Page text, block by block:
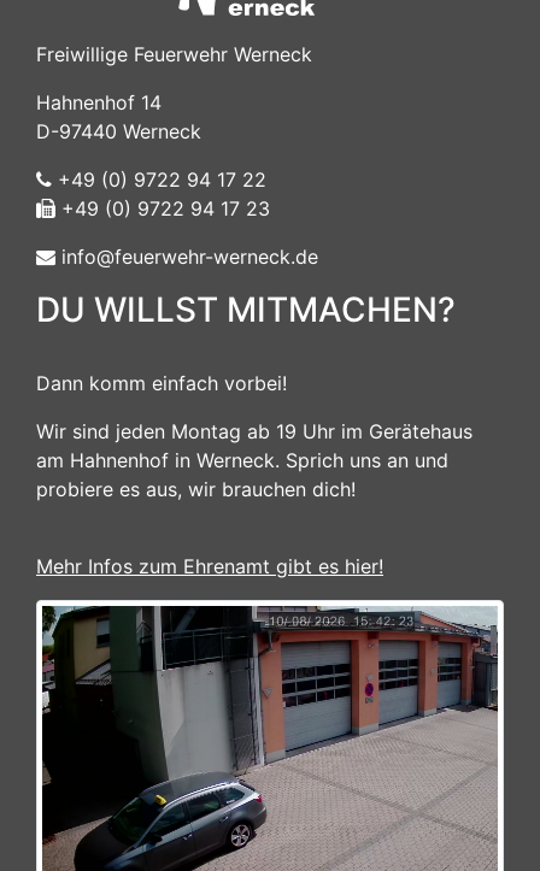
Freiwillige Feuerwehr Werneck
Hahnenhof 14
D-97440 Werneck
+49 (0) 9722 94 17 22
+49 (0) 9722 94 17 23
info@feuerwehr-werneck.de
DU WILLST MITMACHEN?
Dann komm einfach vorbei!
Wir sind jeden Montag ab 19 Uhr im Gerätehaus
am Hahnenhof in Werneck. Sprich uns an und
probiere es aus, wir brauchen dich!
Mehr Infos zum Ehrenamt gibt es hier!